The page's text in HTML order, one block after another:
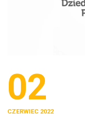
02
CZERWIEC 2022